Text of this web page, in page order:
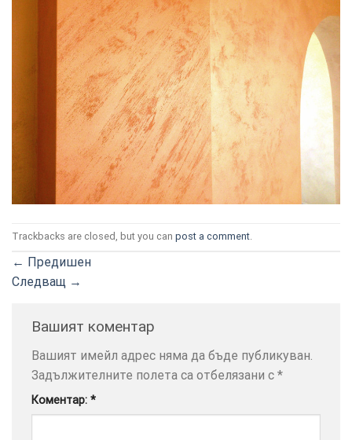
Trackbacks are closed, but you can post a comment.
← Предишен
Следващ →
Вашият коментар
Вашият имейл адрес няма да бъде публикуван.
Задължителните полета са отбелязани с *
Коментар: *
× ТОЗИ
САЙТ
ИЗПОЛЗВА
БИСКВИТКИ.
ИНФОРМАЦИЯ
МОЖЕТЕ
ДА
НАМЕРИТЕ
ТУК.